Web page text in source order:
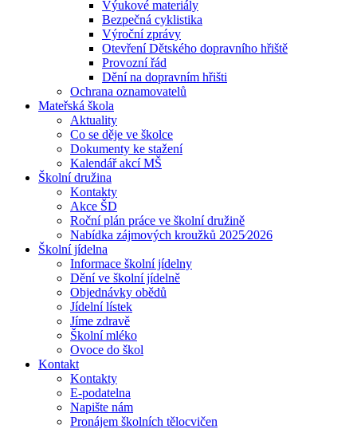
Výukové materiály
Bezpečná cyklistika
Výroční zprávy
Otevření Dětského dopravního hřiště
Provozní řád
Dění na dopravním hřišti
Ochrana oznamovatelů
Mateřská škola
Aktuality
Co se děje ve školce
Dokumenty ke stažení
Kalendář akcí MŠ
Školní družina
Kontakty
Akce ŠD
Roční plán práce ve školní družině
Nabídka zájmových kroužků 2025⁄2026
Školní jídelna
Informace školní jídelny
Dění ve školní jídelně
Objednávky obědů
Jídelní lístek
Jíme zdravě
Školní mléko
Ovoce do škol
Kontakt
Kontakty
E-podatelna
Napište nám
Pronájem školních tělocvičen